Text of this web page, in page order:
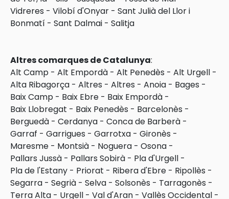
Vidreres - Vilobí d'Onyar - Sant Julià del Llor i
Bonmatí - Sant Dalmai - Salitja
Altres comarques de Catalunya:
Alt Camp - Alt Empordà - Alt Penedès - Alt Urgell -
Alta Ribagorça - Altres - Altres - Anoia - Bages -
Baix Camp - Baix Ebre - Baix Empordà -
Baix Llobregat - Baix Penedès - Barcelonès -
Berguedà - Cerdanya - Conca de Barberà -
Garraf - Garrigues - Garrotxa - Gironès -
Maresme - Montsià - Noguera - Osona -
Pallars Jussà - Pallars Sobirà - Pla d'Urgell -
Pla de l'Estany - Priorat - Ribera d'Ebre - Ripollès -
Segarra - Segrià - Selva - Solsonès - Tarragonès -
Terra Alta - Urgell - Val d'Aran - Vallès Occidental -